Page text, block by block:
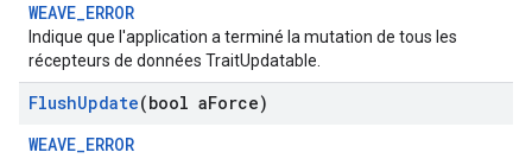
WEAVE_ERROR
Indique que l'application a terminé la mutation de tous les
récepteurs de données TraitUpdatable.
FlushUpdate(bool aForce)
WEAVE_ERROR